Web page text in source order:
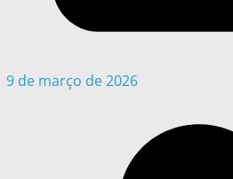
9 de março de 2026